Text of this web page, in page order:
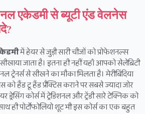
एकेडमी से ब्यूटी एंड वेलनेस
में हेयर से जुड़ी सारी चीजों को प्रोफेशनल्स
सीखाया जाता है। इतना ही नहीं यहाँ आपको सेलेब्रिटी
ट्रेनर्स से सीखने का मौका मिलता है। मेरीबिंदिया
हैंड टू हैंड प्रैक्टिस कराने पर सबसे ज्यादा जोर
ड्रेसिंग कोर्स में ट्रेडिशनल और ट्रेंडी सारे टेक्निक को
ही पोर्टोफोलियो शूट भी इस कोर्स का एक बहुत